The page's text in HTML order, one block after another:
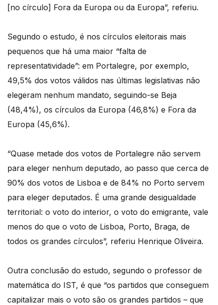
[no círculo] Fora da Europa ou da Europa”, referiu.
Segundo o estudo, é nos círculos eleitorais mais
pequenos que há uma maior “falta de
representatividade”: em Portalegre, por exemplo,
49,5% dos votos válidos nas últimas legislativas não
elegeram nenhum mandato, seguindo-se Beja
(48,4%), os círculos da Europa (46,8%) e Fora da
Europa (45,6%).
“Quase metade dos votos de Portalegre não servem
para eleger nenhum deputado, ao passo que cerca de
90% dos votos de Lisboa e de 84% no Porto servem
para eleger deputados. É uma grande desigualdade
territorial: o voto do interior, o voto do emigrante, vale
menos do que o voto de Lisboa, Porto, Braga, de
todos os grandes círculos”, referiu Henrique Oliveira.
Outra conclusão do estudo, segundo o professor de
matemática do IST, é que “os partidos que conseguem
capitalizar mais o voto são os grandes partidos – que